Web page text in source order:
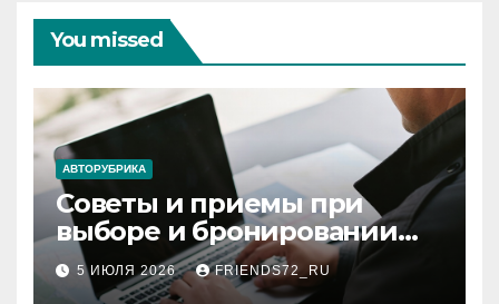
You missed
АВТОРУБРИКА
Советы и приемы при
выборе и бронировании
авиабилетов
5 ИЮЛЯ 2026 FRIENDS72_RU